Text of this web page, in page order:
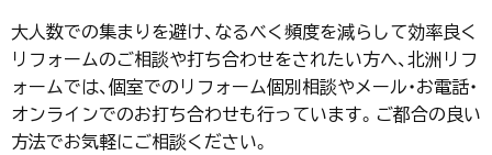
大人数での集まりを避け、なるべく頻度を減らして効率良く
リフォームのご相談や打ち合わせをされたい方へ、北洲リフ
ォームでは、個室でのリフォーム個別相談やメール・お電話・
オンラインでのお打ち合わせも行っています。ご都合の良い
方法でお気軽にご相談ください。